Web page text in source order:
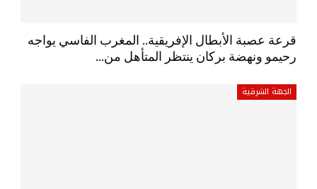
قرعة عصبة الأبطال الإفريقية.. المغرب الفاسي يواجه
رحيمو ونهضة بركان ينتظر المتأهل من…
الجهة الشرقية